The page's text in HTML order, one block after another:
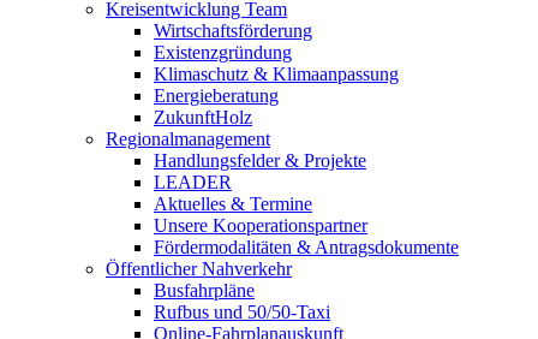
Kreisentwicklung Team
Wirtschaftsförderung
Existenzgründung
Klimaschutz & Klimaanpassung
Energieberatung
ZukunftHolz
Regionalmanagement
Handlungsfelder & Projekte
LEADER
Aktuelles & Termine
Unsere Kooperationspartner
Fördermodalitäten & Antragsdokumente
Öffentlicher Nahverkehr
Busfahrpläne
Rufbus und 50/50-Taxi
Online-Fahrplanauskunft